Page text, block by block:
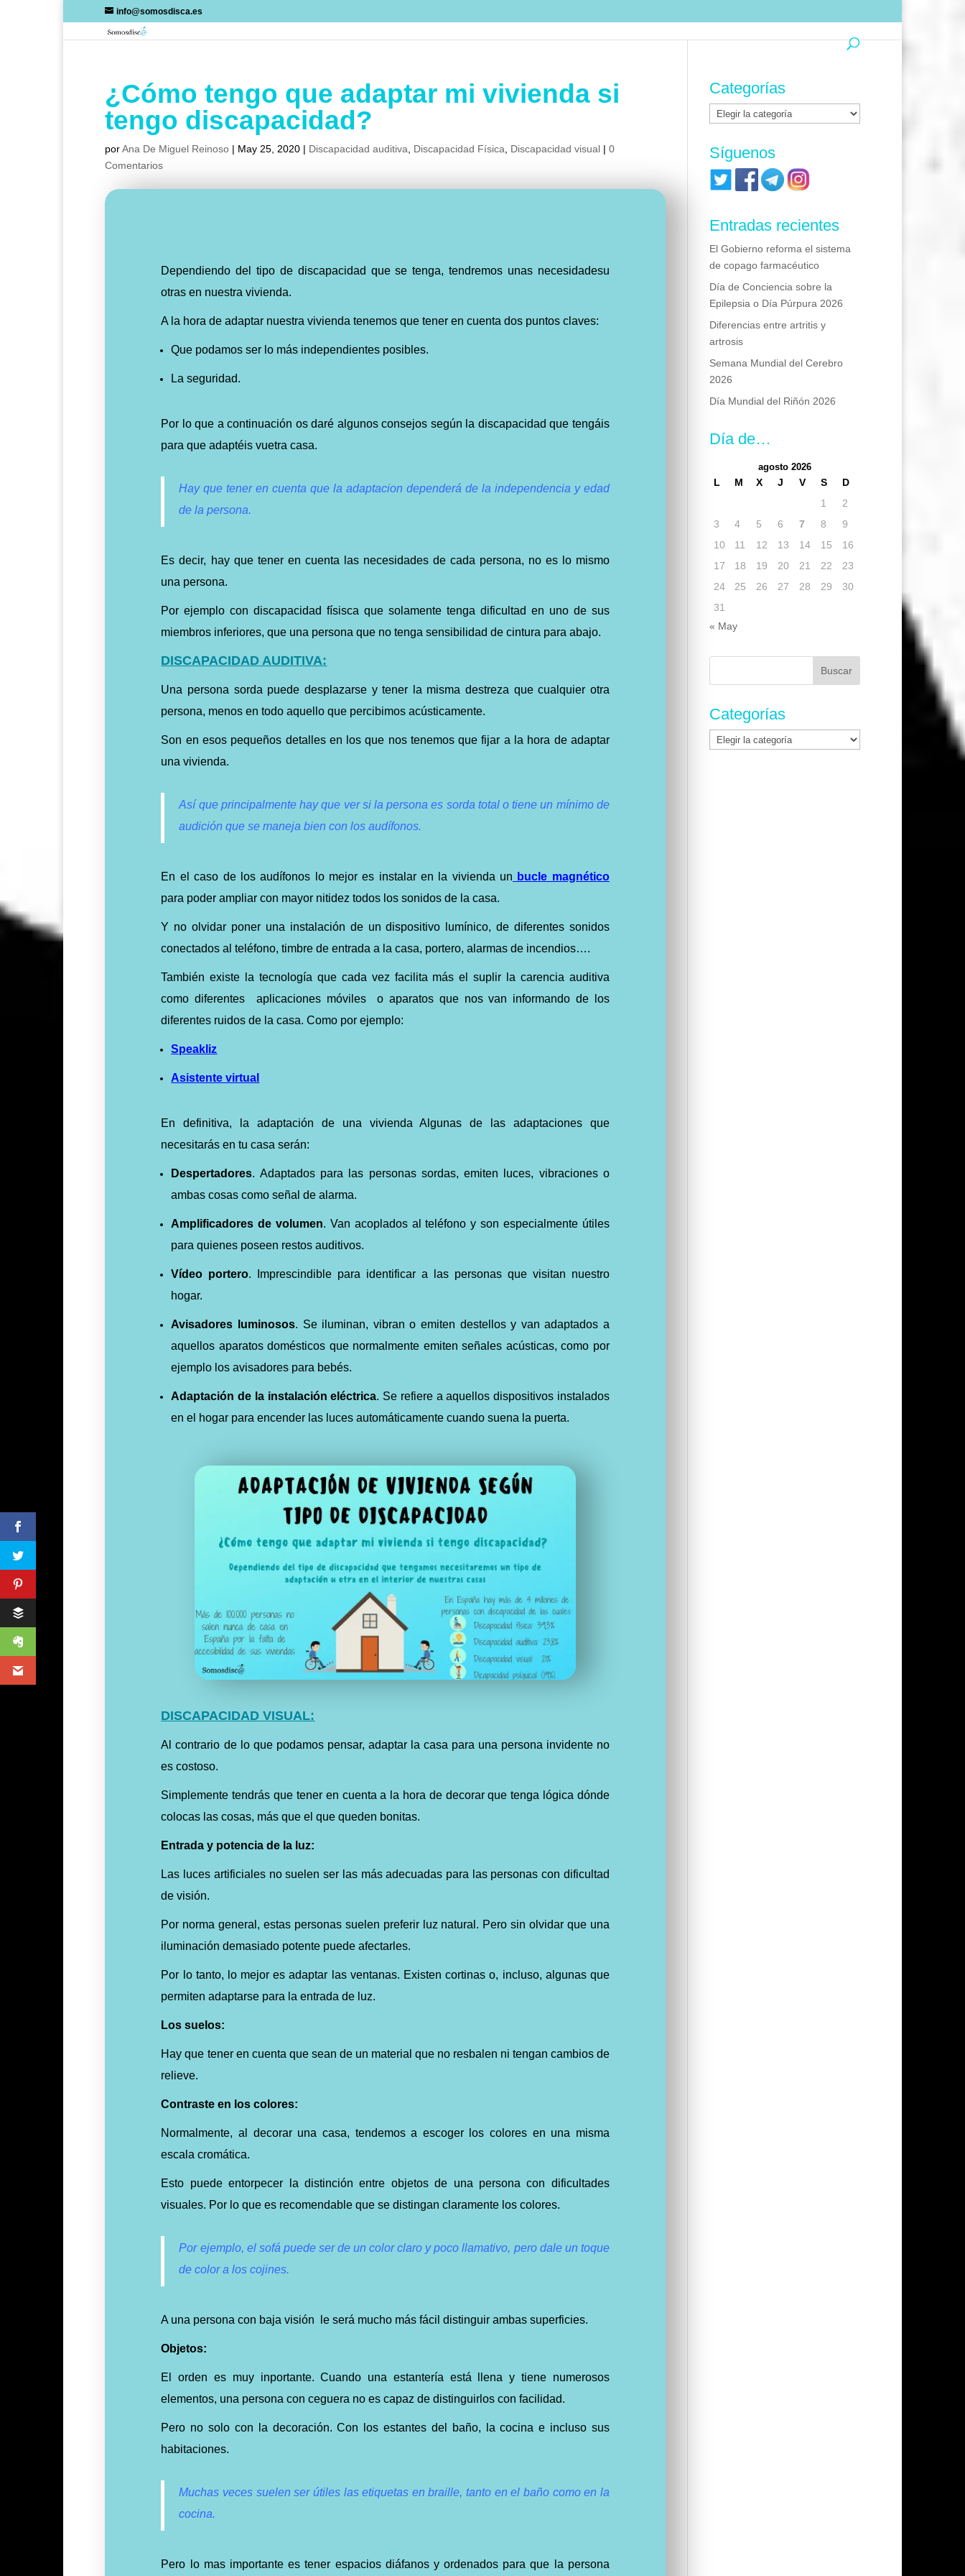
info@somosdisca.es
¿Cómo tengo que adaptar mi vivienda si
tengo discapacidad?
porAna De Miguel Reinoso | May 25, 2020 | Discapacidad auditiva Discapacidad Física Discapacidad visual |0
Comentarios
Dependiendo del tipo de discapacidad que se tenga, tendremos unas necesidadesu
otras en nuestra vivienda.
A la hora de adaptar nuestra vivienda tenemos que tener en cuenta dos puntos claves:
Que podamos ser lo más independientes posibles.
La seguridad.
Por lo que a continuación os daré algunos consejos según la discapacidad que tengáis
para que adaptéis vuetra casa.
Hay que tener en cuenta que la adaptacion dependerá de la independencia y edad
de la persona.
Es decir, hay que tener en cuenta las necesidades de cada persona, no es lo mismo
una persona.
Por ejemplo con discapacidad físisca que solamente tenga dificultad en uno de sus
miembros inferiores, que una persona que no tenga sensibilidad de cintura para abajo.
DISCAPACIDAD AUDITIVA:
Una persona sorda puede desplazarse y tener la misma destreza que cualquier otra
persona, menos en todo aquello que percibimos acústicamente.
Son en esos pequeños detalles en los que nos tenemos que fijar a la hora de adaptar
una vivienda.
Así que principalmente hay que ver si la persona es sorda total o tiene un mínimo de
audición que se maneja bien con los audífonos.
En el caso de los audífonos lo mejor es instalar en la vivienda un bucle magnético
para poder ampliar con mayor nitidez todos los sonidos de la casa.
Y no olvidar poner una instalación de un dispositivo lumínico, de diferentes sonidos
conectados al teléfono, timbre de entrada a la casa, portero, alarmas de incendios….
También existe la tecnología que cada vez facilita más el suplir la carencia auditiva
como diferentes
aplicaciones móviles
o aparatos que nos van informando de los
diferentes ruidos de la casa. Como por ejemplo:
Speakliz
Asistente virtual
En definitiva, la adaptación de una vivienda Algunas de las adaptaciones que
necesitarás en tu casa serán:
Despertadores. Adaptados para las personas sordas, emiten luces, vibraciones o
ambas cosas como señal de alarma.
Amplificadores de volumen. Van acoplados al teléfono y son especialmente útiles
para quienes poseen restos auditivos.
Vídeo portero. Imprescindible para identificar a las personas que visitan nuestro
hogar.
Avisadores luminosos. Se iluminan, vibran o emiten destellos y van adaptados a
aquellos aparatos domésticos que normalmente emiten señales acústicas, como por
ejemplo los avisadores para bebés.
Adaptación de la instalación eléctrica. Se refiere a aquellos dispositivos instalados
en el hogar para encender las luces automáticamente cuando suena la puerta.
DISCAPACIDAD VISUAL:
Al contrario de lo que podamos pensar, adaptar la casa para una persona invidente no
es costoso.
Simplemente tendrás que tener en cuenta a la hora de decorar que tenga lógica dónde
colocas las cosas, más que el que queden bonitas.
Entrada y potencia de la luz:
Las luces artificiales no suelen ser las más adecuadas para las personas con dificultad
de visión.
Por norma general, estas personas suelen preferir luz natural. Pero sin olvidar que una
iluminación demasiado potente puede afectarles.
Por lo tanto, lo mejor es adaptar las ventanas. Existen cortinas o, incluso, algunas que
permiten adaptarse para la entrada de luz.
Los suelos:
Hay que tener en cuenta que sean de un material que no resbalen ni tengan cambios de
relieve.
Contraste en los colores:
Normalmente, al decorar una casa, tendemos a escoger los colores en una misma
escala cromática.
Esto puede entorpecer la distinción entre objetos de una persona con dificultades
visuales. Por lo que es recomendable que se distingan claramente los colores.
Por ejemplo, el sofá puede ser de un color claro y poco llamativo, pero dale un toque
de color a los cojines.
A una persona con baja visión le será mucho más fácil distinguir ambas superficies.
Objetos:
El orden es muy inportante. Cuando una estantería está llena y tiene numerosos
elementos, una persona con ceguera no es capaz de distinguirlos con facilidad.
Pero no solo con la decoración. Con los estantes del baño, la cocina e incluso sus
habitaciones.
Muchas veces suelen ser útiles las etiquetas en braille, tanto en el baño como en la
cocina.
Pero lo mas importante es tener espacios diáfanos y ordenados para que la persona
Categorías
Categorías
Síguenos
Entradas recientes
El Gobierno reforma el sistema
de copago farmacéutico
Día de Conciencia sobre la
Epilepsia o Día Púrpura 2026
Diferencias entre artritis y
artrosis
Semana Mundial del Cerebro
2026
Día Mundial del Riñón 2026
Día de…
agosto 2026
L M X J V S
D
1
2
3
4 5 6 7 8
9
10
11 12 13 14 15
16
17
18 19 20 21 22
23
24
25 26 27 28 29
30
31
« May
Buscar:
Categorías
Categorías